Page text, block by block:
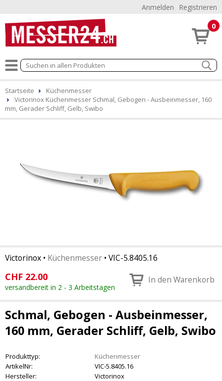
Anmelden Registrieren
0
Startseite
Küchenmesser
Victorinox Küchenmesser Schmal, Gebogen - Ausbeinmesser, 160
mm, Gerader Schliff, Gelb, Swibo
Victorinox • Küchenmesser • VIC-5.8405.16
CHF 22.00
versandbereit in 2 - 3 Arbeitstagen
In den Warenkorb
Schmal, Gebogen - Ausbeinmesser,
160 mm, Gerader Schliff, Gelb, Swibo
Produkttyp:
Küchenmesser
ArtikelNr:
VIC-5.8405.16
Hersteller:
Victorinox